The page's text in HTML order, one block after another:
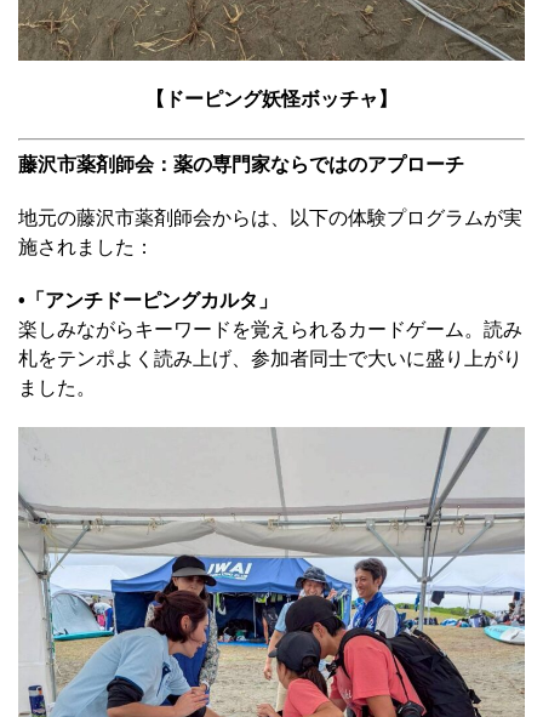
【ドーピング妖怪ボッチャ】
藤沢市薬剤師会：薬の専門家ならではのアプローチ
地元の藤沢市薬剤師会からは、以下の体験プログラムが実
施されました：
•「アンチドーピングカルタ」
楽しみながらキーワードを覚えられるカードゲーム。読み
札をテンポよく読み上げ、参加者同士で大いに盛り上がり
ました。